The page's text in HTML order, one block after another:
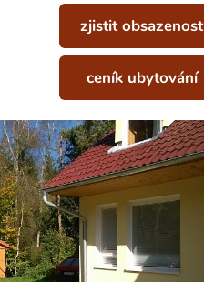
zjistit obsazenost
ceník ubytování